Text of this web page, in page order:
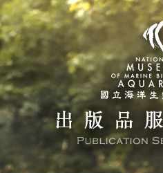
跳到主要內容區塊